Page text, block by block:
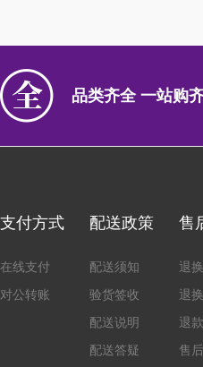
品类齐全 一站购
支付方式
在线支付
对公转账
配送政策
配送须知
验货签收
配送说明
配送答疑
售
退
退
退
售